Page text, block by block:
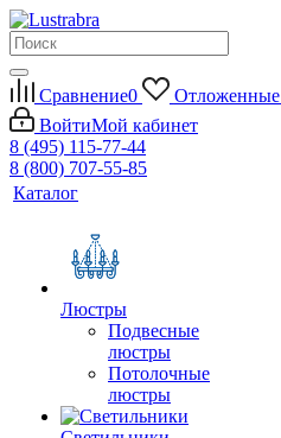
Сравнение0 Отложенные
ВойтиМой кабинет
8 (495) 115-77-44
8 (800) 707-55-85
Каталог
Люстры
Подвесные
люстры
Потолочные
люстры